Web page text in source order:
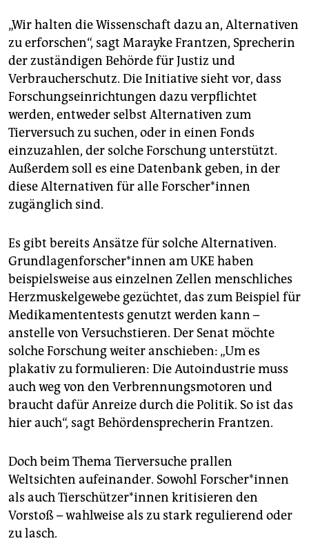
„Wir halten die Wissenschaft dazu an, Alternativen
zu erforschen“, sagt Marayke Frantzen, Sprecherin
der zuständigen Behörde für Justiz und
Verbraucherschutz. Die Initiative sieht vor, dass
Forschungseinrichtungen dazu verpflichtet
werden, entweder selbst Alternativen zum
Tierversuch zu suchen, oder in einen Fonds
einzuzahlen, der solche Forschung unterstützt.
Außerdem soll es eine Datenbank geben, in der
diese Alternativen für alle Forscher*innen
zugänglich sind.
Es gibt bereits Ansätze für solche Alternativen.
Grundlagenforscher*innen am UKE haben
beispielsweise aus einzelnen Zellen menschliches
Herzmuskelgewebe gezüchtet, das zum Beispiel für
Medikamententests genutzt werden kann –
anstelle von Versuchstieren. Der Senat möchte
solche Forschung weiter anschieben: „Um es
plakativ zu formulieren: Die Autoindustrie muss
auch weg von den Verbrennungsmotoren und
braucht dafür Anreize durch die Politik. So ist das
hier auch“, sagt Behördensprecherin Frantzen.
Doch beim Thema Tierversuche prallen
Weltsichten aufeinander. Sowohl Forscher*innen
als auch Tierschützer*innen kritisieren den
Vorstoß – wahlweise als zu stark regulierend oder
zu lasch.